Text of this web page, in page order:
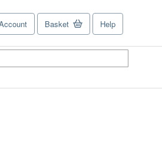
Basket Help